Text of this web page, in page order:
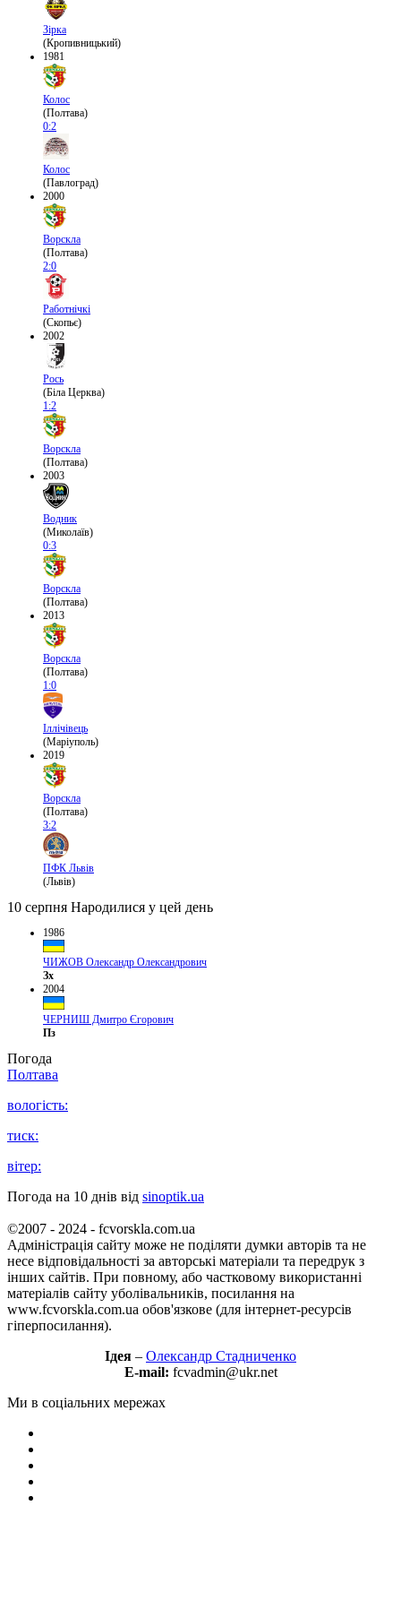
Зірка
(Кропивницький)
1981
Колос
(Полтава)
0:2
Колос
(Павлоград)
2000
Ворскла
(Полтава)
2:0
Работнічкі
(Скопьє)
2002
Рось
(Біла Церква)
1:2
Ворскла
(Полтава)
2003
Водник
(Миколаїв)
0:3
Ворскла
(Полтава)
2013
Ворскла
(Полтава)
1:0
Іллічівець
(Маріуполь)
2019
Ворскла
(Полтава)
3:2
ПФК Львів
(Львів)
10 серпня Народилися у цей день
1986
ЧИЖОВ Олександр Олександрович
Зх
2004
ЧЕРНИШ Дмитро Єгорович
Пз
Погода
Полтава
вологість:
тиск:
вітер:
Погода на 10 днів від sinoptik.ua
©2007 - 2024 - fcvorskla.com.ua
Адміністрація сайту може не поділяти думки авторів та не
несе відповідальності за авторські матеріали та передрук з
інших сайтів. При повному, або частковому використанні
матеріалів сайту уболівальників, посилання на
www.fcvorskla.com.ua обов'язкове (для інтернет-ресурсів
гіперпосилання).
Ідея – Олександр Стадниченко
E-mail: fcvadmin@ukr.net
Ми в соціальних мережах